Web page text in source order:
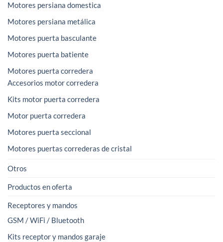
Motores persiana domestica
Motores persiana metálica
Motores puerta basculante
Motores puerta batiente
Motores puerta corredera
Accesorios motor corredera
Kits motor puerta corredera
Motor puerta corredera
Motores puerta seccional
Motores puertas correderas de cristal
Otros
Productos en oferta
Receptores y mandos
GSM / WiFi / Bluetooth
Kits receptor y mandos garaje